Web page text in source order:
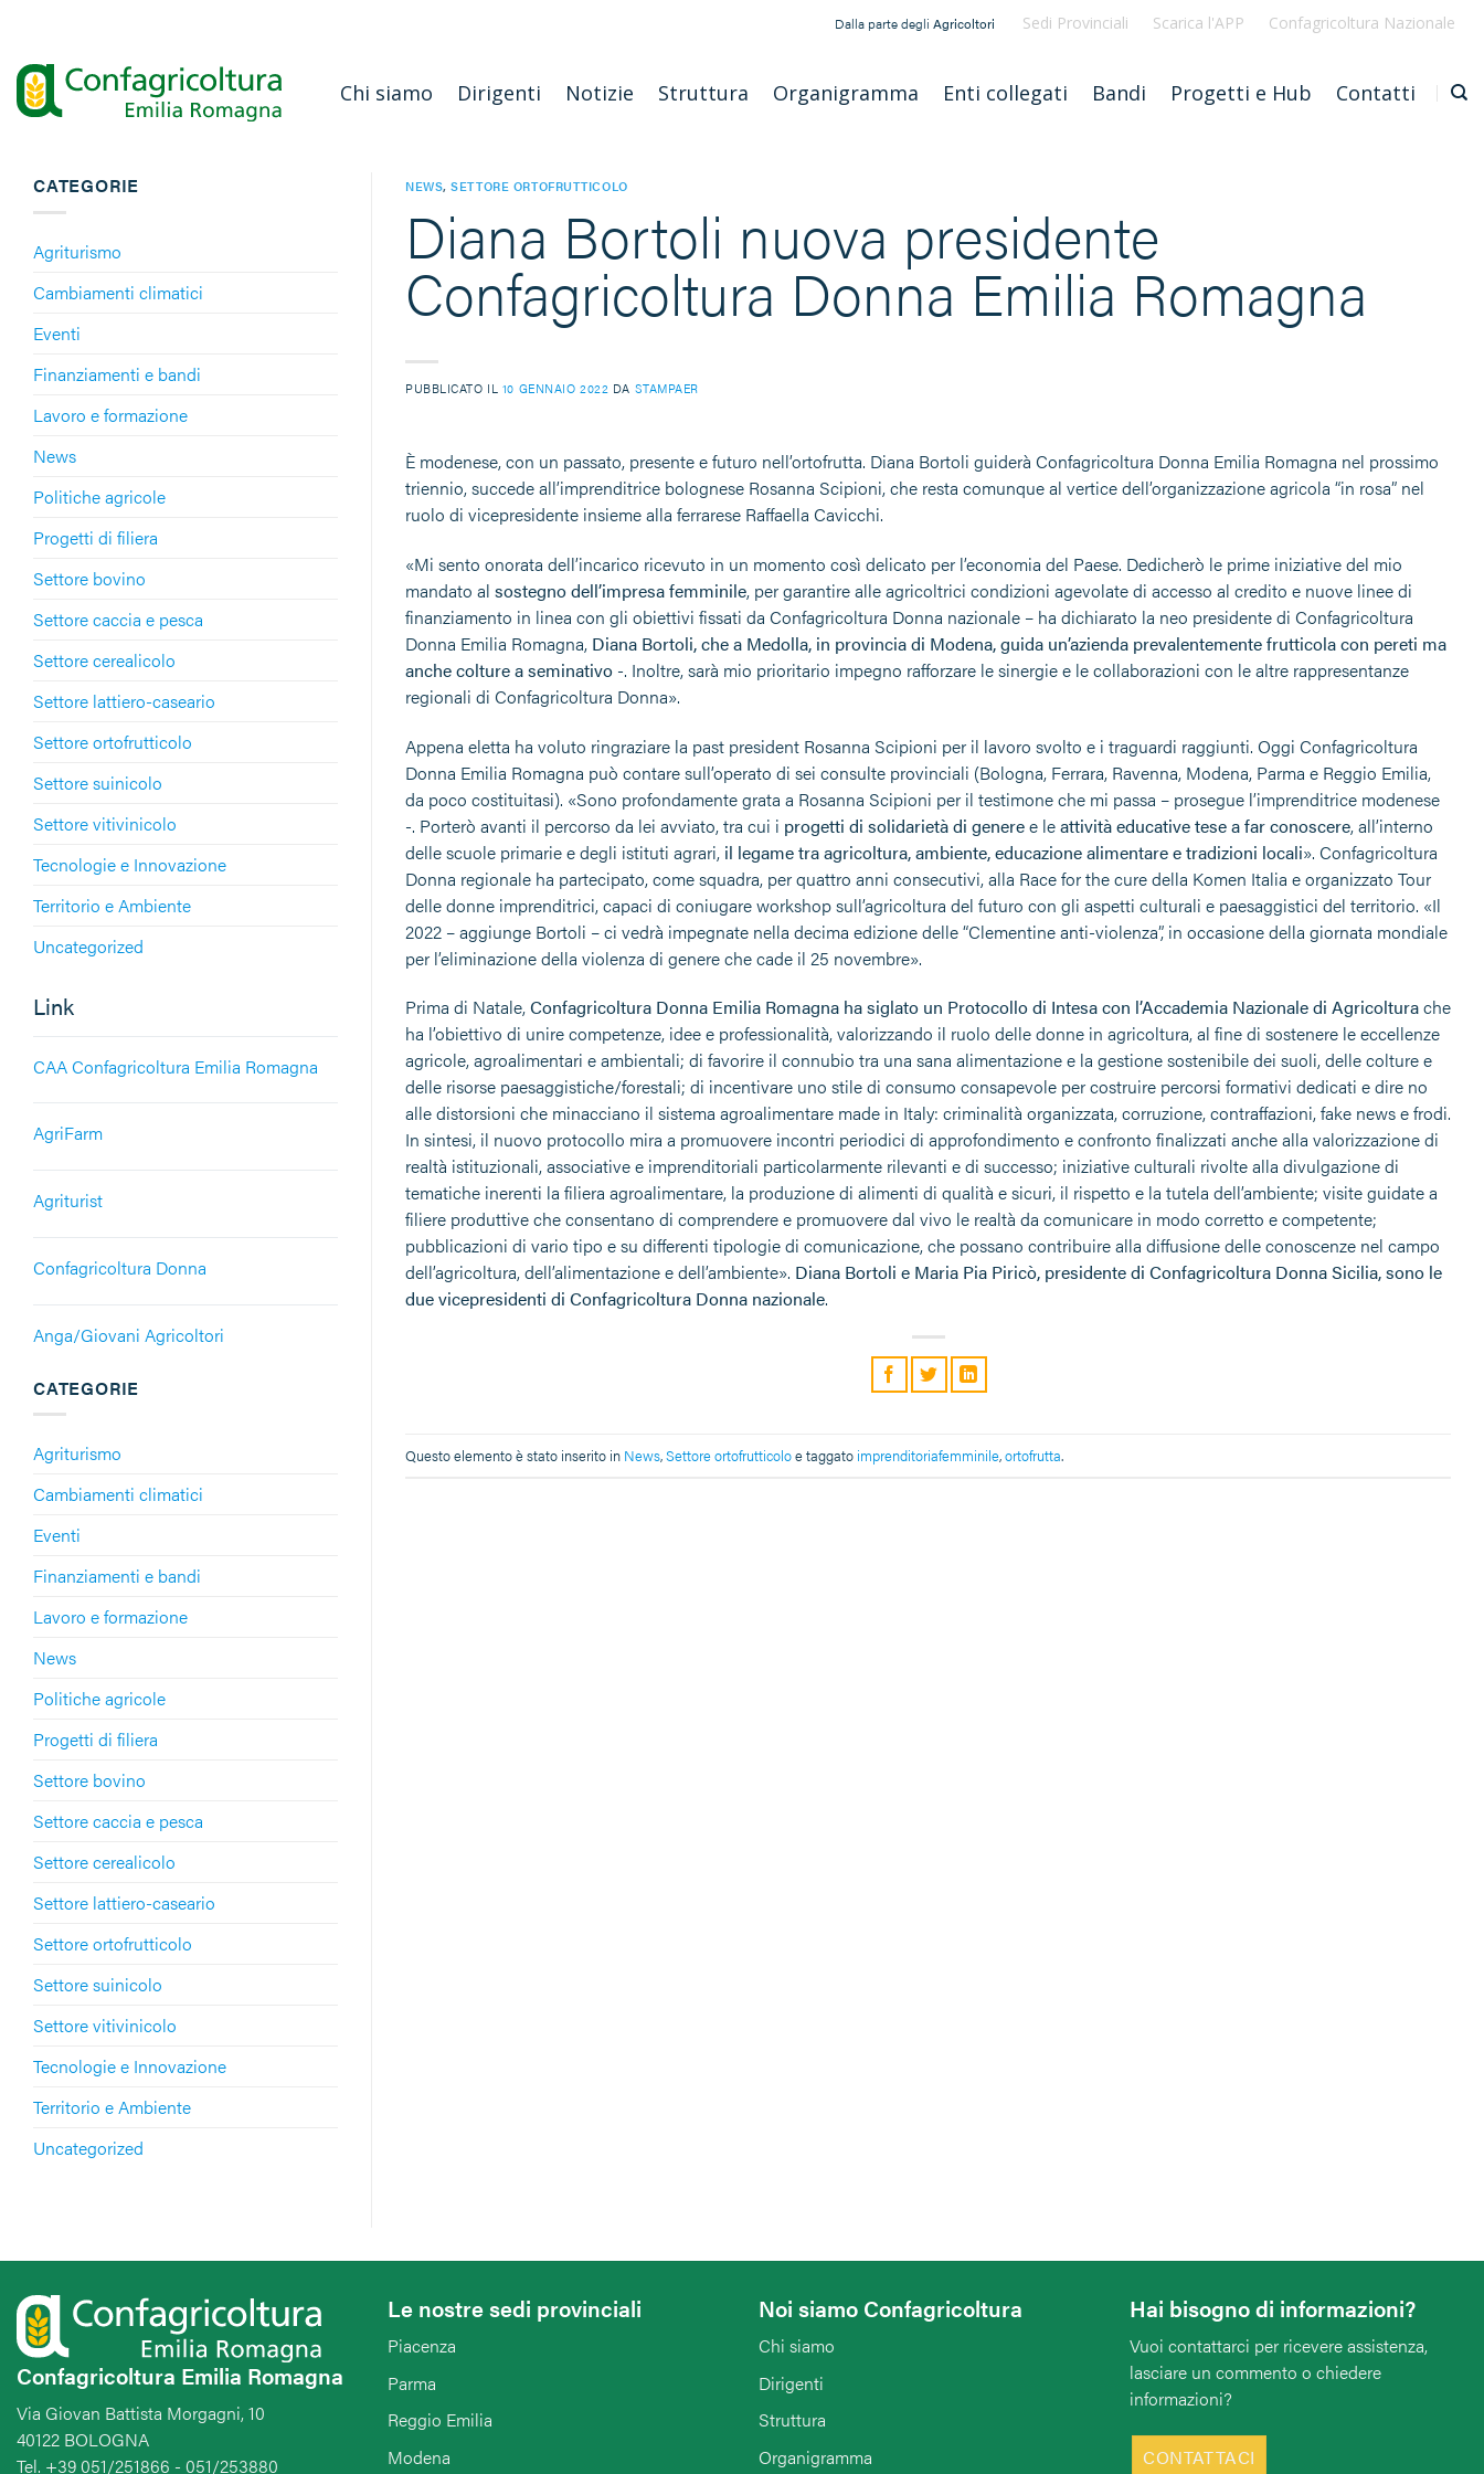
contenuti
Dalla parte degli Agricoltori Sedi Provinciali Scarica l'APP Confagricoltura Nazionale
Chi siamo Dirigenti Notizie Struttura Organigramma Enti collegati Bandi Progetti e Hub Contatti
CATEGORIE
Agriturismo
Cambiamenti climatici
Eventi
Finanziamenti e bandi
Lavoro e formazione
News
Politiche agricole
Progetti di filiera
Settore bovino
Settore caccia e pesca
Settore cerealicolo
Settore lattiero-caseario
Settore ortofrutticolo
Settore suinicolo
Settore vitivinicolo
Tecnologie e Innovazione
Territorio e Ambiente
Uncategorized
Link
CAA Confagricoltura Emilia Romagna
AgriFarm
Agriturist
Confagricoltura Donna
Anga/Giovani Agricoltori
CATEGORIE
Agriturismo
Cambiamenti climatici
Eventi
Finanziamenti e bandi
Lavoro e formazione
News
Politiche agricole
Progetti di filiera
Settore bovino
Settore caccia e pesca
Settore cerealicolo
Settore lattiero-caseario
Settore ortofrutticolo
Settore suinicolo
Settore vitivinicolo
Tecnologie e Innovazione
Territorio e Ambiente
Uncategorized
NEWS,SETTORE ORTOFRUTTICOLO
Diana Bortoli nuova presidente
Confagricoltura Donna Emilia Romagna
PUBBLICATO IL 10 GENNAIO 2022 DA STAMPAER
È modenese, con un passato, presente e futuro nell’ortofrutta. Diana Bortoli guiderà Confagricoltura Donna Emilia Romagna nel prossimo
triennio, succede all’imprenditrice bolognese Rosanna Scipioni, che resta comunque al vertice dell’organizzazione agricola “in rosa” nel
ruolo di vicepresidente insieme alla ferrarese Raffaella Cavicchi.
«Mi sento onorata dell’incarico ricevuto in un momento così delicato per l’economia del Paese. Dedicherò le prime iniziative del mio
mandato al sostegno dell’impresa femminile, per garantire alle agricoltrici condizioni agevolate di accesso al credito e nuove linee di
finanziamento in linea con gli obiettivi fissati da Confagricoltura Donna nazionale – ha dichiarato la neo presidente di Confagricoltura
Donna Emilia Romagna, Diana Bortoli, che a Medolla, in provincia di Modena, guida un’azienda prevalentemente frutticola con pereti ma
anche colture a seminativo -. Inoltre, sarà mio prioritario impegno rafforzare le sinergie e le collaborazioni con le altre rappresentanze
regionali di Confagricoltura Donna».
Appena eletta ha voluto ringraziare la past president Rosanna Scipioni per il lavoro svolto e i traguardi raggiunti. Oggi Confagricoltura
Donna Emilia Romagna può contare sull’operato di sei consulte provinciali (Bologna, Ferrara, Ravenna, Modena, Parma e Reggio Emilia,
da poco costituitasi). «Sono profondamente grata a Rosanna Scipioni per il testimone che mi passa – prosegue l’imprenditrice modenese
-. Porterò avanti il percorso da lei avviato, tra cui i progetti di solidarietà di generee leattività educative tese a far conoscere, all’interno
delle scuole primarie e degli istituti agrari, il legame tra agricoltura, ambiente, educazione alimentare e tradizioni locali». Confagricoltura
Donna regionale ha partecipato, come squadra, per quattro anni consecutivi, alla Race for the cure della Komen Italia e organizzato Tour
delle donne imprenditrici, capaci di coniugare workshop sull’agricoltura del futuro con gli aspetti culturali e paesaggistici del territorio. «Il
2022 – aggiunge Bortoli – ci vedrà impegnate nella decima edizione delle “Clementine anti-violenza”, in occasione della giornata mondiale
per l’eliminazione della violenza di genere che cade il 25 novembre».
Prima di Natale,Confagricoltura Donna Emilia Romagna ha siglato un Protocollo di Intesa con l’Accademia Nazionale di Agricolturache
ha l’obiettivo di unire competenze, idee e professionalità, valorizzando il ruolo delle donne in agricoltura, al fine di sostenere le eccellenze
agricole, agroalimentari e ambientali; di favorire il connubio tra una sana alimentazione e la gestione sostenibile dei suoli, delle colture e
delle risorse paesaggistiche/forestali; di incentivare uno stile di consumo consapevole per costruire percorsi formativi dedicati e dire no
alle distorsioni che minacciano il sistema agroalimentare made in Italy: criminalità organizzata, corruzione, contraffazioni, fake news e frodi.
In sintesi, il nuovo protocollo mira a promuovere incontri periodici di approfondimento e confronto finalizzati anche alla valorizzazione di
realtà istituzionali, associative e imprenditoriali particolarmente rilevanti e di successo; iniziative culturali rivolte alla divulgazione di
tematiche inerenti la filiera agroalimentare, la produzione di alimenti di qualità e sicuri, il rispetto e la tutela dell’ambiente; visite guidate a
filiere produttive che consentano di comprendere e promuovere dal vivo le realtà da comunicare in modo corretto e competente;
pubblicazioni di vario tipo e su differenti tipologie di comunicazione, che possano contribuire alla diffusione delle conoscenze nel campo
dell’agricoltura, dell’alimentazione e dell’ambiente». Diana Bortoli e Maria Pia Piricò, presidente di Confagricoltura Donna Sicilia, sono le
due vicepresidenti di Confagricoltura Donna nazionale.
Questo elemento è stato inserito in News,Settore ortofrutticoloe taggato imprenditoriafemminile,ortofrutta.
Confagricoltura Emilia Romagna
Via Giovan Battista Morgagni, 10
40122 BOLOGNA
Tel. +39 051/251866 - 051/253880
Le nostre sedi provinciali
Piacenza
Parma
Reggio Emilia
Modena
Noi siamo Confagricoltura
Chi siamo
Dirigenti
Struttura
Organigramma
Hai bisogno di informazioni?
Vuoi contattarci per ricevere assistenza,
lasciare un commento o chiedere
informazioni?
CONTATTACI